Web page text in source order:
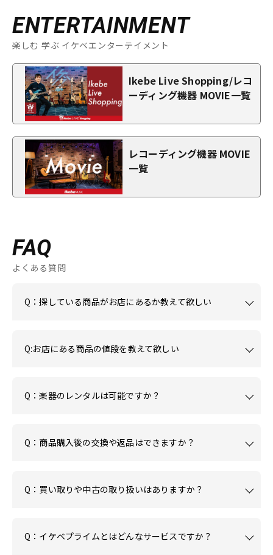
ENTERTAINMENT
楽しむ 学ぶ イケベエンターテイメント
Ikebe Live Shopping/レコ
ーディング機器 MOVIE一覧
レコーディング機器 MOVIE
一覧
FAQ
よくある質問
Q：探している商品がお店にあるか教えて欲しい
Q:お店にある商品の値段を教えて欲しい
Q：楽器のレンタルは可能ですか？
Q：商品購入後の交換や返品はできますか？
Q：買い取りや中古の取り扱いはありますか？
Q：イケベプライムとはどんなサービスですか？